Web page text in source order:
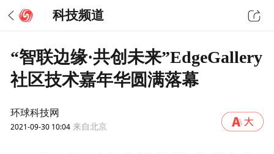
科技频道
“智联边缘·共创未来”EdgeGallery
社区技术嘉年华圆满落幕
环球科技网
2021-09-30 10:04 来自北京